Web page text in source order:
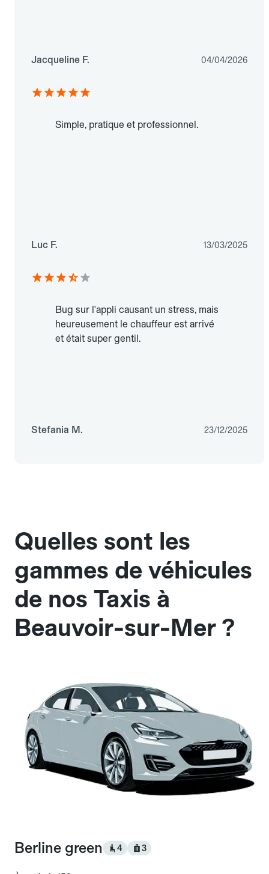
Jacqueline F. 04/04/2026
Simple, pratique et professionnel.
Luc F. 13/03/2025
Bug sur l'appli causant un stress, mais
heureusement le chauffeur est arrivé
et était super gentil.
Stefania M. 23/12/2025
Quelles sont les
gammes de véhicules
de nos Taxis à
Beauvoir-sur-Mer ?
Berline green 4 3